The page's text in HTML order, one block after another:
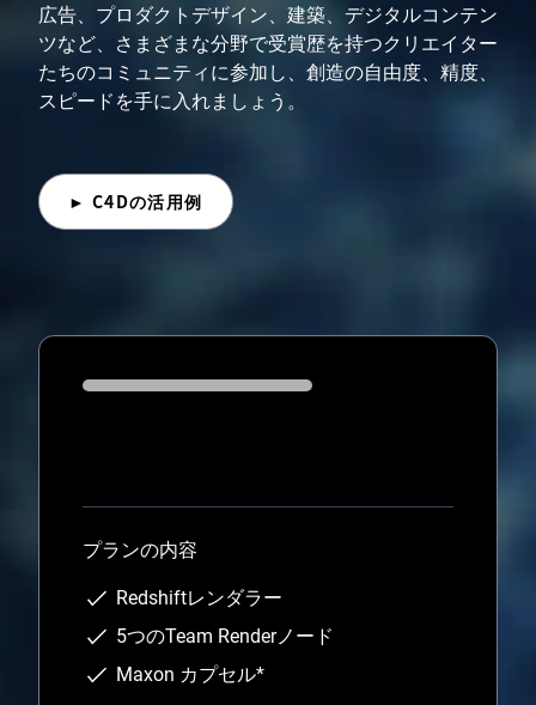
広告、プロダクトデザイン、建築、デジタルコンテン
ツなど、さまざまな分野で受賞歴を持つクリエイター
たちのコミュニティに参加し、創造の自由度、精度、
スピードを手に入れましょう。
► C4Dの活用例
プランの内容
Redshiftレンダラー
5つのTeam Renderノード
Maxon カプセル*